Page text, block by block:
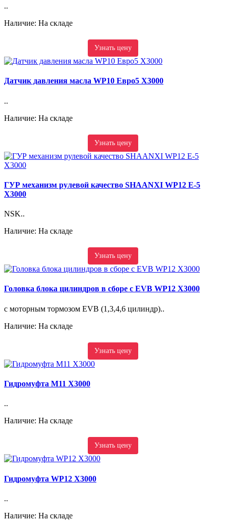
..
Наличие: На складе
Узнать цену
Датчик давления масла WP10 Евро5 X3000
..
Наличие: На складе
Узнать цену
ГУР механизм рулевой качество SHAANXI WP12 E-5
X3000
NSK..
Наличие: На складе
Узнать цену
Головка блока цилиндров в сборе с EVB WP12 X3000
c моторным тормозом EVB (1,3,4,6 цилиндр)..
Наличие: На складе
Узнать цену
Гидромуфта М11 X3000
..
Наличие: На складе
Узнать цену
Гидромуфта WP12 X3000
..
Наличие: На складе